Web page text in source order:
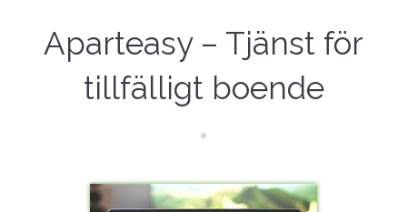
Aparteasy – Tjänst för
tillfälligt boende